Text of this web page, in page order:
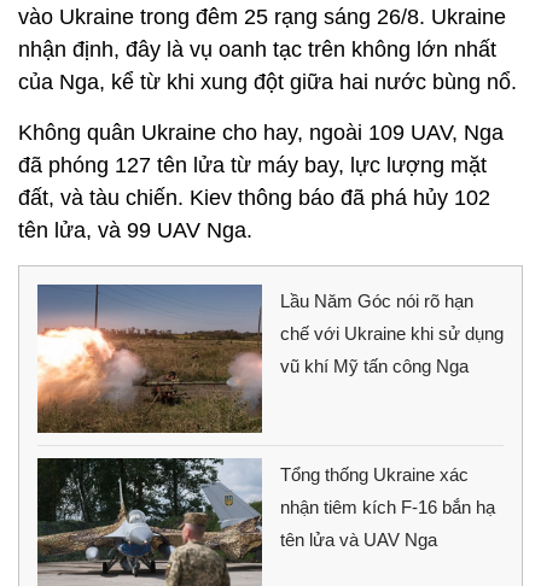
vào Ukraine trong đêm 25 rạng sáng 26/8. Ukraine
nhận định, đây là vụ oanh tạc trên không lớn nhất
của Nga, kể từ khi xung đột giữa hai nước bùng nổ.
Không quân Ukraine cho hay, ngoài 109 UAV, Nga
đã phóng 127 tên lửa từ máy bay, lực lượng mặt
đất, và tàu chiến. Kiev thông báo đã phá hủy 102
tên lửa, và 99 UAV Nga.
Lầu Năm Góc nói rõ hạn
chế với Ukraine khi sử dụng
vũ khí Mỹ tấn công Nga
Tổng thống Ukraine xác
nhận tiêm kích F-16 bắn hạ
tên lửa và UAV Nga